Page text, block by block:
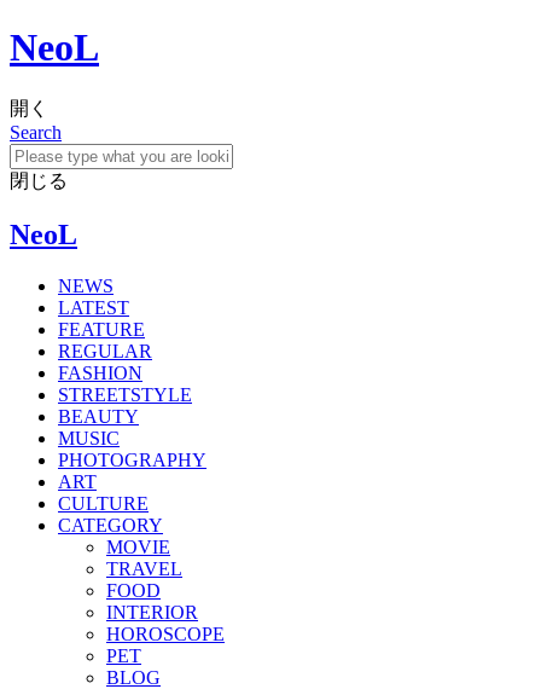
NeoL
開く
Search
閉じる
NeoL
NEWS
LATEST
FEATURE
REGULAR
FASHION
STREETSTYLE
BEAUTY
MUSIC
PHOTOGRAPHY
ART
CULTURE
CATEGORY
MOVIE
TRAVEL
FOOD
INTERIOR
HOROSCOPE
PET
BLOG